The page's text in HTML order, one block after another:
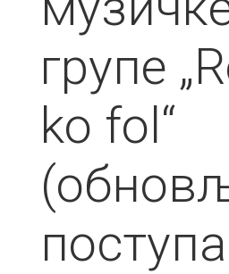
групе
ko fol“